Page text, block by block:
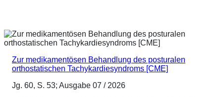
Zur medikamentösen Behandlung des posturalen
orthostatischen Tachykardiesyndroms [CME]
Jg. 60, S. 53; Ausgabe 07 / 2026